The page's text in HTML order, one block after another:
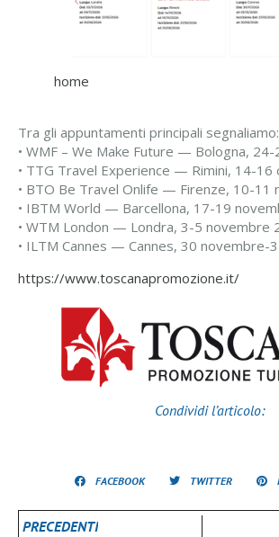
home
Tra gli appuntamenti principali segnaliamo:
• WMF – We Make Future — Bologna,
• TTG Travel Experience — Rimini, 14-
• BTO Be Travel Onlife — Firenze, 10-11
• IBTM World — Barcellona, 17-19
• WTM London — Londra, 3-5 novembre
• ILTM Cannes — Cannes, 30 novembre-
https://www.toscanapromozione.it/
Condividi l’articolo:
FACEBOOK TWITTER
PRECEDENTI